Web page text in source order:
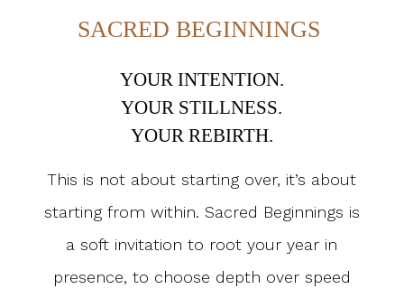
SACRED BEGINNINGS
YOUR INTENTION.
YOUR STILLNESS.
YOUR REBIRTH.
This is not about starting over, it’s about
starting from within. Sacred Beginnings is
a soft invitationto root your year in
presence, to choose depth over speed